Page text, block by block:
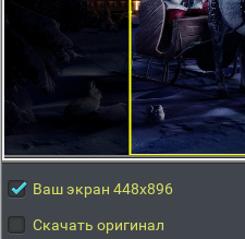
Ваш экран 448x896
Скачать оригинал